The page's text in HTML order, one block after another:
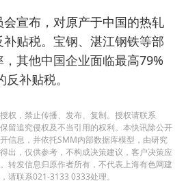
宣布，对原产于中国的热轧
贴税。宝钢、湛江钢铁等部
其他中国企业面临最高79%
补贴税。
权，禁止传播、发布、复制。授权请联系
留追究侵权及不当引用的权利。本快讯除公开
信息，并依托SMM内部数据库模型，由研究
出，仅供参考，不构成决策建议，客户决策应
转发信息归原作者所有，不代表上海有色网建
请联系021-3133 0333处理。